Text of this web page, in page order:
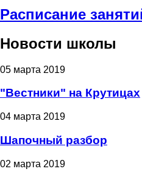
Расписание
Новости школы
05 марта 2019
"Вестники" на Крутицах
04 марта 2019
Шапочный разбор
02 марта 2019